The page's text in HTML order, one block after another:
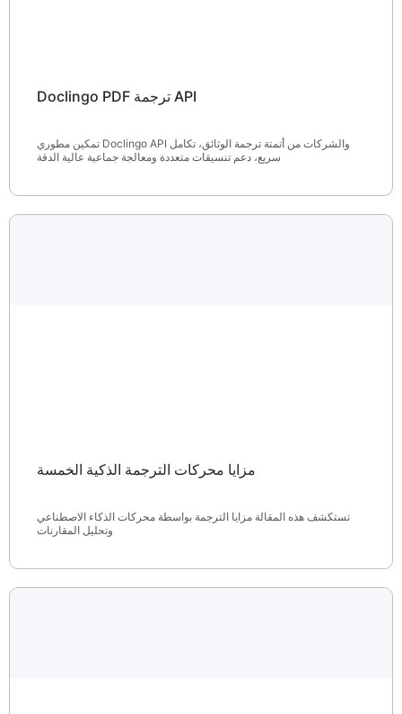
Doclingo PDF ترجمة API
تمكين مطوري Doclingo API والشركات من أتمتة ترجمة الوثائق، تكامل
سريع، دعم تنسيقات متعددة ومعالجة جماعية عالية الدقة
مزايا محركات الترجمة الذكية الخمسة
تستكشف هذه المقالة مزايا الترجمة بواسطة محركات الذكاء الاصطناعي
وتحليل المقارنات